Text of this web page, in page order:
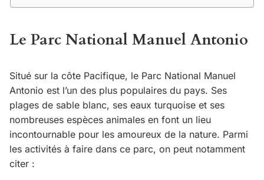
Le Parc National Manuel Antonio
Situé sur la côte Pacifique, le Parc National Manuel
Antonio est l’un des plus populaires du pays. Ses
plages de sable blanc, ses eaux turquoise et ses
nombreuses espèces animales en font un lieu
incontournable pour les amoureux de la nature. Parmi
les activités à faire dans ce parc, on peut notamment
citer :